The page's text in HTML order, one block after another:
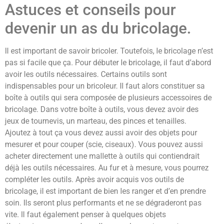
Astuces et conseils pour
devenir un as du bricolage.
Il est important de savoir bricoler. Toutefois, le bricolage n’est
pas si facile que ça. Pour débuter le bricolage, il faut d’abord
avoir les outils nécessaires. Certains outils sont
indispensables pour un bricoleur. Il faut alors constituer sa
boîte à outils qui sera composée de plusieurs accessoires de
bricolage. Dans votre boîte à outils, vous devez avoir des
jeux de tournevis, un marteau, des pinces et tenailles.
Ajoutez à tout ça vous devez aussi avoir des objets pour
mesurer et pour couper (scie, ciseaux). Vous pouvez aussi
acheter directement une mallette à outils qui contiendrait
déjà les outils nécessaires. Au fur et à mesure, vous pourrez
compléter les outils. Après avoir acquis vos outils de
bricolage, il est important de bien les ranger et d’en prendre
soin. Ils seront plus performants et ne se dégraderont pas
vite. Il faut également penser à quelques objets